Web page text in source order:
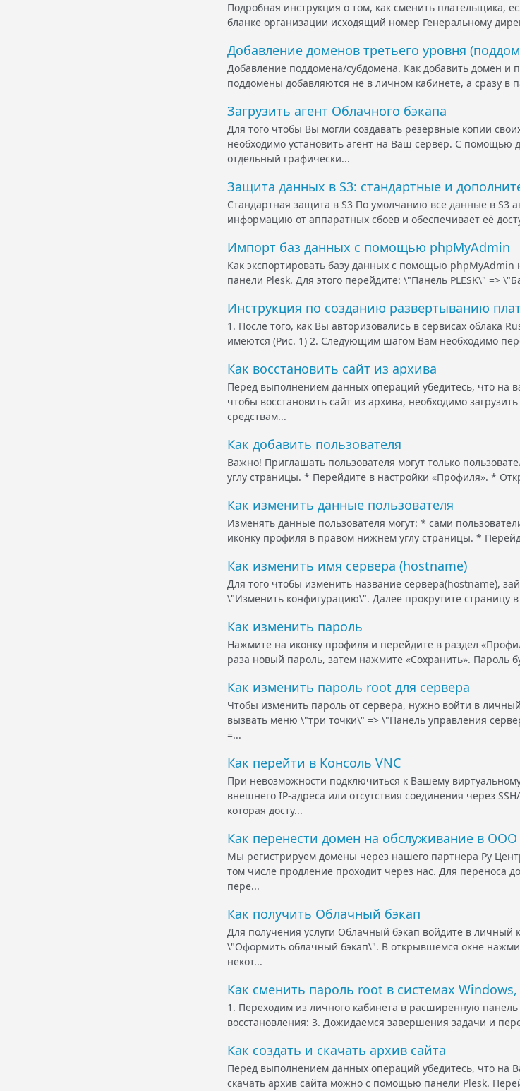
Подробная инструкция о том, как сменить плательщика,
бланке организации исходящий номер Генеральному
Добавление доменов третьего уровня
Добавление поддомена/субдомена. Как добавить домен и
поддомены добавляются не в личном кабинете, а сразу в
Загрузить агент Облачного бэкапа
Для того чтобы Вы могли создавать резервные копии
необходимо установить агент на Ваш сервер. С помощью
отдельный графически...
Защита данных в S3: стандартные и
Стандартная защита в S3 По умолчанию все данные в S3
информацию от аппаратных сбоев и обеспечивает её
Импорт баз данных с помощью phpMyAdmin
Как экспортировать базу данных с помощью phpMyAdmin
панели Plesk. Для этого перейдите: \"Панель PLESK\" =>
Инструкция по созданию развертыванию
1. После того, как Вы авторизовались в сервисах облака
имеются (Рис. 1) 2. Следующим шагом Вам необходимо
Как восстановить сайт из архива
Перед выполнением данных операций убедитесь, что на
чтобы восстановить сайт из архива, необходимо
средствам...
Как добавить пользователя
Важно! Приглашать пользователя могут только
углу страницы. * Перейдите в настройки «Профиля». *
Как изменить данные пользователя
Изменять данные пользователя могут: * сами
иконку профиля в правом нижнем углу страницы. *
Как изменить имя сервера (hostname)
Для того чтобы изменить название сервера(hostname),
\"Изменить конфигурацию\". Далее прокрутите страницу
Как изменить пароль
Нажмите на иконку профиля и перейдите в раздел
раза новый пароль, затем нажмите «Сохранить». Пароль
Как изменить пароль root для сервера
Чтобы изменить пароль от сервера, нужно войти в
вызвать меню \"три точки\" => \"Панель управления
=...
Как перейти в Консоль VNC
При невозможности подключиться к Вашему
внешнего IP-адреса или отсутствия соединения через
которая досту...
Как перенести домен на обслуживание в
Мы регистрируем домены через нашего партнера Ру
том числе продление проходит через нас. Для переноса
пере...
Как получить Облачный бэкап
Для получения услуги Облачный бэкап войдите в
\"Оформить облачный бэкап\". В открывшемся окне
некот...
Как сменить пароль root в системах
1. Переходим из личного кабинета в расширенную
восстановления: 3. Дожидаемся завершения задачи и
Как создать и скачать архив сайта
Перед выполнением данных операций убедитесь, что на
скачать архив сайта можно с помощью панели Plesk.